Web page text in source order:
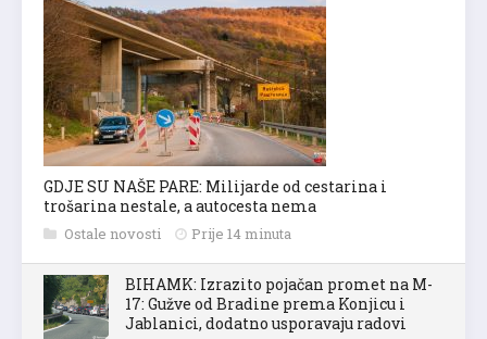
GDJE SU NAŠE PARE: Milijarde od cestarina i
trošarina nestale, a autocesta nema
Ostale novosti Prije 14 minuta
BIHAMK: Izrazito pojačan promet na M-
17: Gužve od Bradine prema Konjicu i
Jablanici, dodatno usporavaju radovi